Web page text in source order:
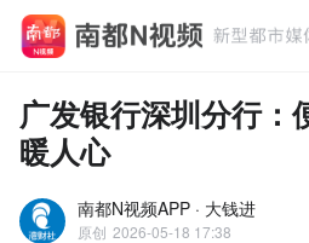
广发银行深圳分行：
暖人心
南都N视频APP · 大钱进
原创 2026-05-18 17:38